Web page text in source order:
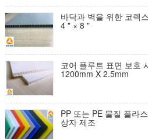
바닥과 벽을 위한 코렉
4 " × 8 "
코어 플루트 표면 보호
1200mm X 2.5mm
PP 또는 PE 물질 플라
상자 제조